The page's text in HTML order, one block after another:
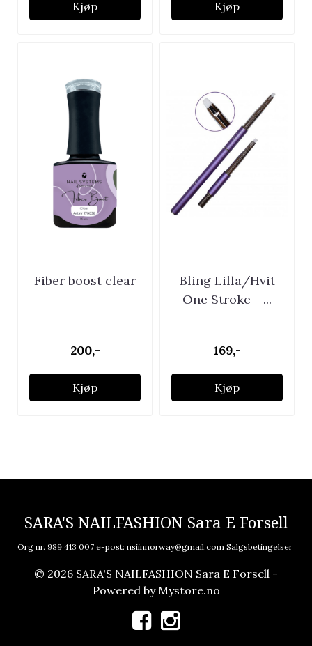
Kjøp Kjøp
Fiber boost clear
200,-
Kjøp
Bling Lilla/Hvit
One Stroke - ...
169,-
Kjøp
SARA'S NAILFASHION Sara E Forsell
Org nr. 989 413 007 e-post: nsiinnorway@gmail.com Salgsbetingelser
© 2026 SARA'S NAILFASHION Sara E Forsell -
Powered by Mystore.no